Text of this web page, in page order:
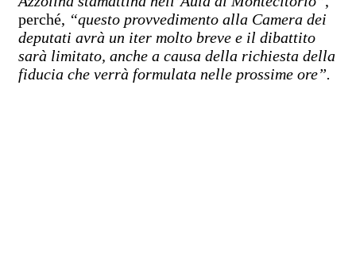
perché, “questo provvedimento alla Camera dei
deputati avrà un iter molto breve e il dibattito
sarà limitato, anche a causa della richiesta della
fiducia che verrà formulata nelle prossime ore”.